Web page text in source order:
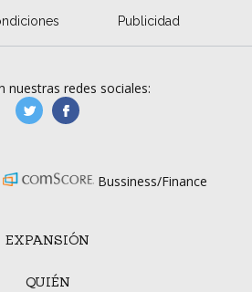
Publicidad
EXPANSIÓN
QUIÉN
nuestras redes sociales:
manufacturaGE
Bussiness/Finance